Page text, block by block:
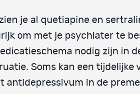
je al quetiapine en
om met je psychiater te
nodig zijn in
Soms kan een tijdelijke
antidepressivum in de